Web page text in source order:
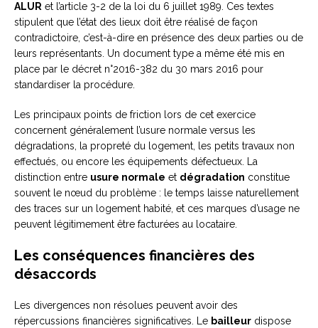
ALUR et l’article 3-2 de la loi du 6 juillet 1989. Ces textes
stipulent que l’état des lieux doit être réalisé de façon
contradictoire, c’est-à-dire en présence des deux parties ou de
leurs représentants. Un document type a même été mis en
place par le décret n°2016-382 du 30 mars 2016 pour
standardiser la procédure.
Les principaux points de friction lors de cet exercice
concernent généralement l’usure normale versus les
dégradations, la propreté du logement, les petits travaux non
effectués, ou encore les équipements défectueux. La
distinction entre usure normale et dégradation constitue
souvent le nœud du problème : le temps laisse naturellement
des traces sur un logement habité, et ces marques d’usage ne
peuvent légitimement être facturées au locataire.
Les conséquences financières des
désaccords
Les divergences non résolues peuvent avoir des
répercussions financières significatives. Le bailleur dispose